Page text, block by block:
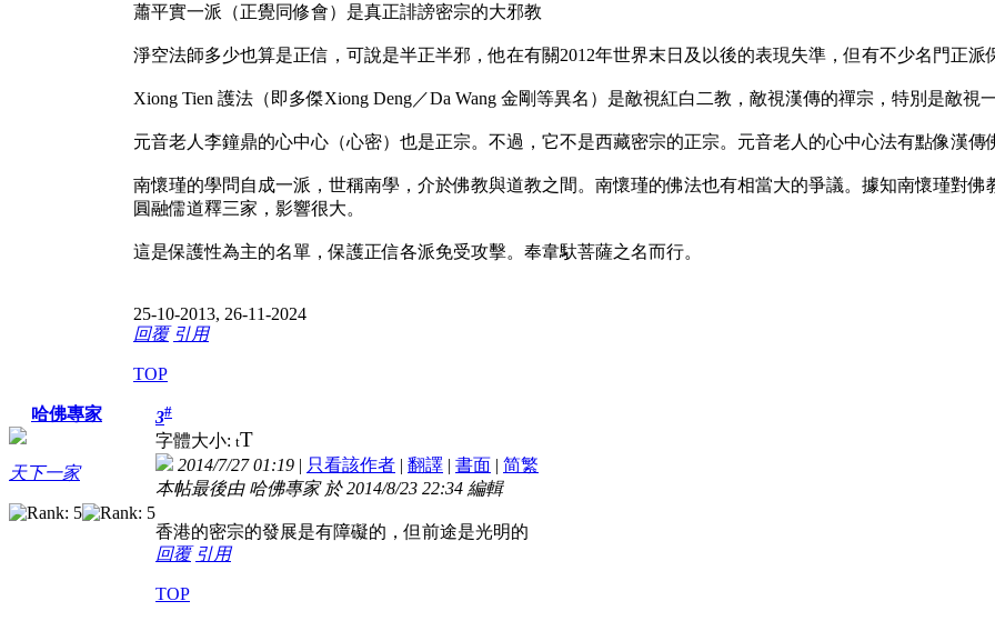
蕭平實一派（正覺同修會）是真正誹謗密宗的大邪教
淨空法師多少也算是正信，可說是半正半邪，他在有關2012年世界末日及以後的表現失準，但有不少名門正派
Xiong Tien 護法（即多傑Xiong Deng／Da Wang 金剛等異名）是敵視紅白二教，敵視漢傳的禪宗，特別是敵
元音老人李鐘鼎的心中心（心密）也是正宗。不過，它不是西藏密宗的正宗。元音老人的心中心法有點像漢傳
南懷瑾的學問自成一派，世稱南學，介於佛教與道教之間。南懷瑾的佛法也有相當大的爭議。據知南懷瑾對
圓融儒道釋三家，影響很大。
這是保護性為主的名單，保護正信各派免受攻擊。奉韋馱菩薩之名而行。
25-10-2013, 26-11-2024
回覆 引用
TOP
哈佛專家
天下一家
3#
字體大小: tT
2014/7/27 01:19 | 只看該作者 | 翻譯 | 書面 | 简繁
本帖最後由 哈佛專家 於 2014/8/23 22:34 編輯
香港的密宗的發展是有障礙的，但前途是光明的
回覆 引用
TOP